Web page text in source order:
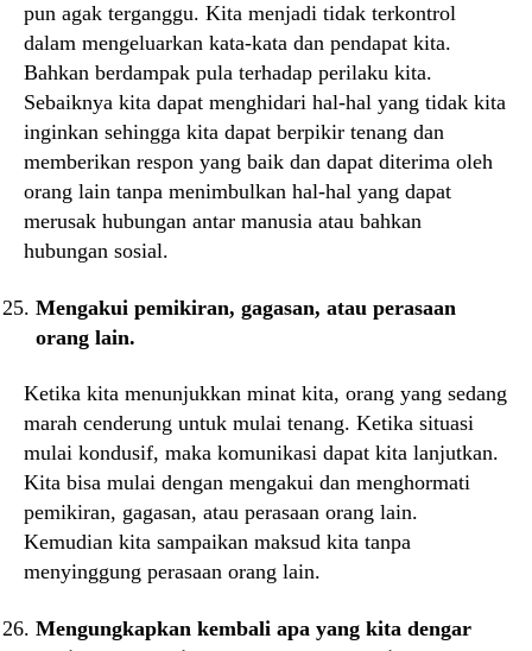
pun agak terganggu. Kita menjadi tidak terkontrol
dalam mengeluarkan kata-kata dan pendapat kita.
Bahkan berdampak pula terhadap perilaku kita.
Sebaiknya kita dapat menghidari hal-hal yang tidak kita
inginkan sehingga kita dapat berpikir tenang dan
memberikan respon yang baik dan dapat diterima oleh
orang lain tanpa menimbulkan hal-hal yang dapat
merusak hubungan antar manusia atau bahkan
hubungan sosial.
Mengakui pemikiran, gagasan, atau perasaan
orang lain.
Ketika kita menunjukkan minat kita, orang yang sedang
marah cenderung untuk mulai tenang. Ketika situasi
mulai kondusif, maka komunikasi dapat kita lanjutkan.
Kita bisa mulai dengan mengakui dan menghormati
pemikiran, gagasan, atau perasaan orang lain.
Kemudian kita sampaikan maksud kita tanpa
menyinggung perasaan orang lain.
Mengungkapkan kembali apa yang kita dengar